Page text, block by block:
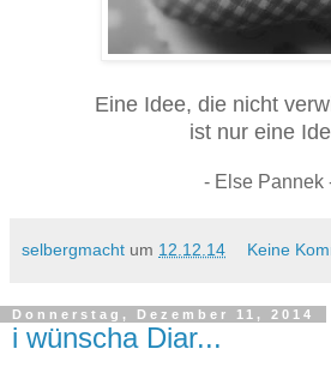
Eine Idee, die nicht
ist nur eine
- Else Pannek
selbergmacht um 12.12.14 Keine
Donnerstag, Dezember 11, 2014
i wünscha Diar...